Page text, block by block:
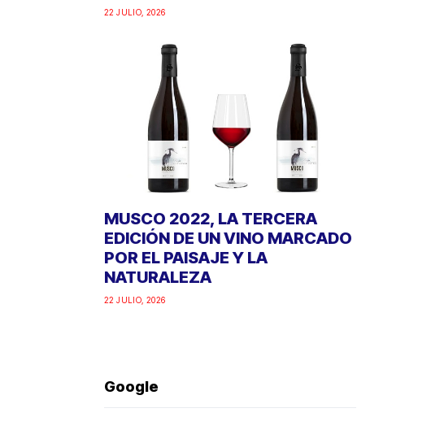
22 JULIO, 2026
MUSCO 2022, LA TERCERA
EDICIÓN DE UN VINO MARCADO
POR EL PAISAJE Y LA
NATURALEZA
22 JULIO, 2026
Google